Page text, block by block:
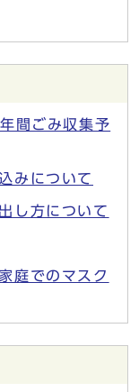
間ごみ収集予
みについて
し方について
庭でのマスク